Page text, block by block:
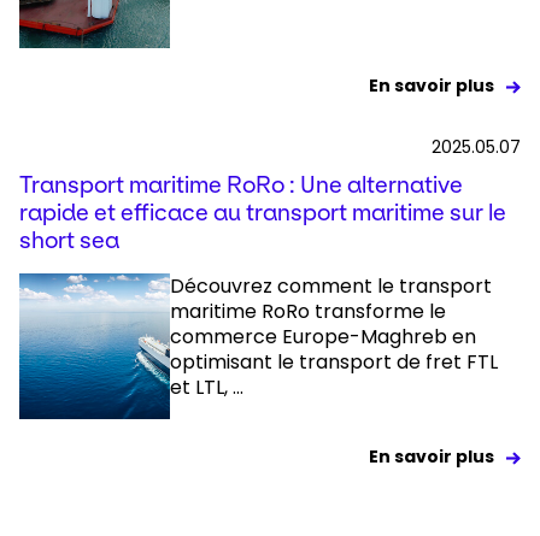
En savoir plus
2025.05.07
Transport maritime RoRo : Une alternative
rapide et efficace au transport maritime sur le
short sea
Découvrez comment le transport
maritime RoRo transforme le
commerce Europe-Maghreb en
optimisant le transport de fret FTL
et LTL, ...
En savoir plus